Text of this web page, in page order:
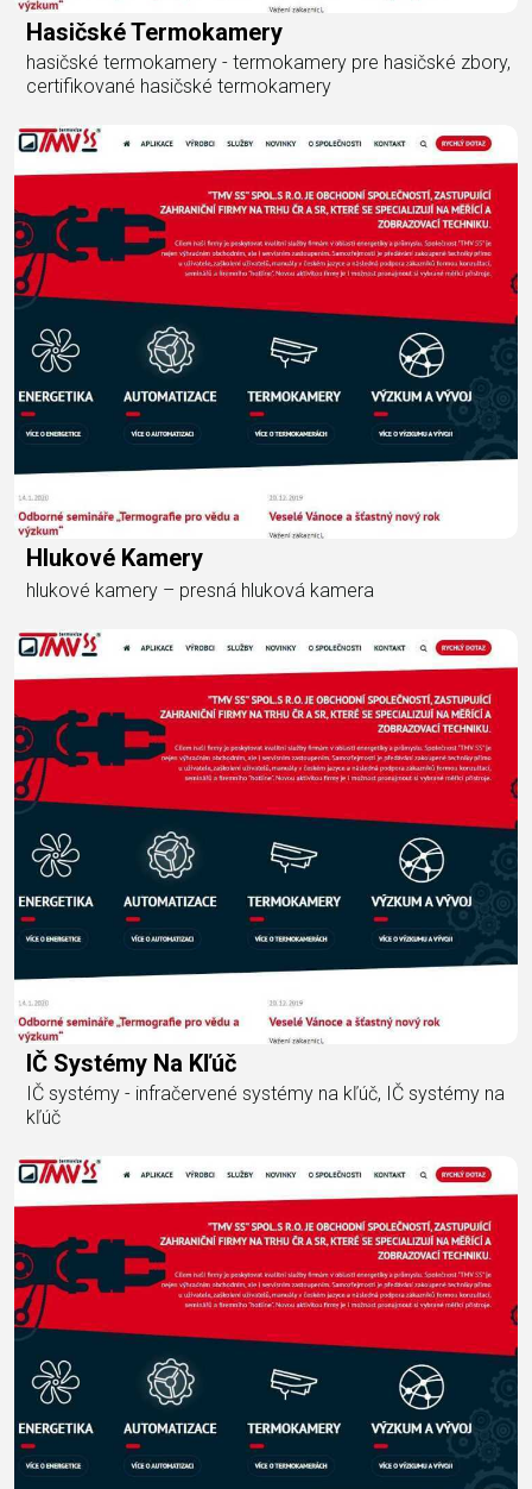
Hasičské Termokamery
hasičské termokamery - termokamery pre hasičské zbory,
certifikované hasičské termokamery
Hlukové Kamery
hlukové kamery – presná hluková kamera
IČ Systémy Na Kľúč
IČ systémy - infračervené systémy na kľúč, IČ systémy na
kľúč